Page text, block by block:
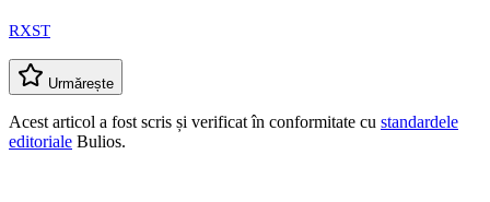
RXST
Urmărește
Acest articol a fost scris și verificat în conformitate cu standardele
editoriale Bulios.